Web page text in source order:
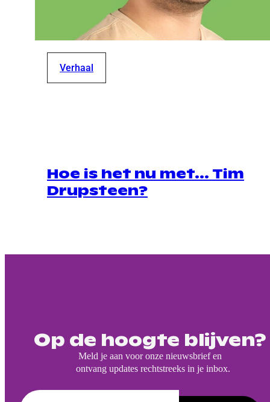
Verhaal
Hoe is het nu met… Tim
Drupsteen?
Op de hoogte blijven?
Meld je aan voor onze nieuwsbrief en
ontvang updates rechtstreeks in je inbox.